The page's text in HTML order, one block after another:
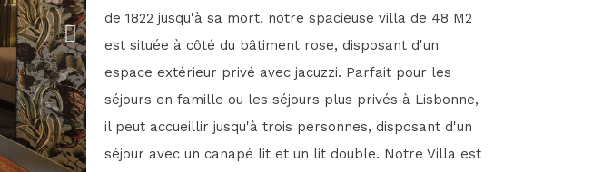
de 1822 jusqu'à sa mort, notre spacieuse villa de 48 M2
est située à côté du bâtiment rose, disposant d'un
espace extérieur privé avec jacuzzi. Parfait pour les
séjours en famille ou les séjours plus privés à Lisbonne,
il peut accueillir jusqu'à trois personnes, disposant d'un
séjour avec un canapé lit et un lit double. Notre Villa est